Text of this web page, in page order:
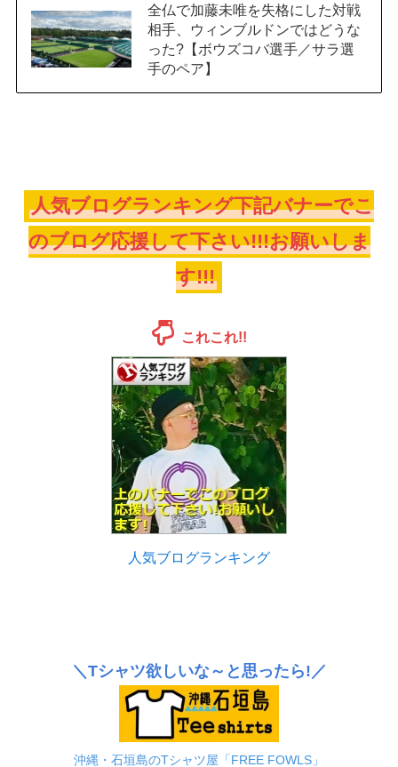
全仏で加藤未唯を失格にした対戦
相手、ウィンブルドンではどうな
った?【ボウズコバ選手／サラ選
手のペア】
人気ブログランキング下記バナーでこ
のブログ応援して下さい!!!お願いしま
す!!!
これこれ!!
人気ブログランキング
＼Tシャツ欲しいな～と思ったら!／
沖縄・石垣島のTシャツ屋「FREE FOWLS」